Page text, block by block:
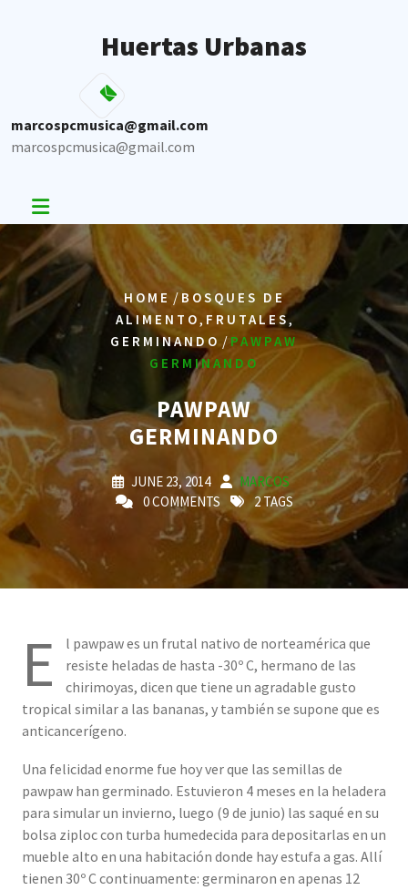
Huertas Urbanas
marcospcmusica@gmail.com
marcospcmusica@gmail.com
HOME / BOSQUES DE
ALIMENTO, FRUTALES,
GERMINANDO / PAWPAW
GERMINANDO
PAWPAW
GERMINANDO
JUNE 23, 2014
MARCOS
0 COMMENTS
2 TAGS
E
l pawpaw es un frutal nativo de norteamérica que
resiste heladas de hasta -30º C, hermano de las
chirimoyas, dicen que tiene un agradable gusto
tropical similar a las bananas, y también se supone que es
anticancerígeno.
Una felicidad enorme fue hoy ver que las semillas de
pawpaw han germinado. Estuvieron 4 meses en la heladera
para simular un invierno, luego (9 de junio) las saqué en su
bolsa ziploc con turba humedecida para depositarlas en un
mueble alto en una habitación donde hay estufa a gas. Allí
tienen 30º C continuamente: germinaron en apenas 12